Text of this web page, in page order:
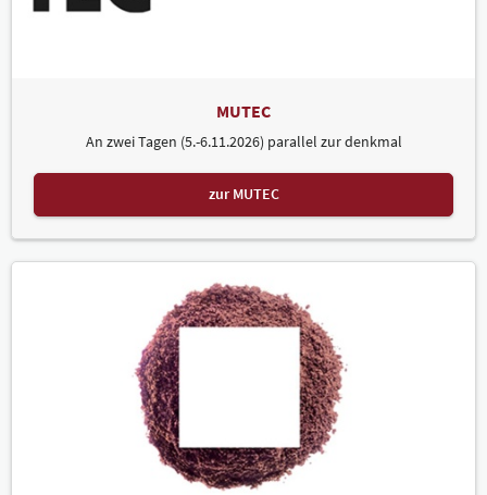
MUTEC
An zwei Tagen (5.-6.11.2026) parallel zur denkmal
zur MUTEC